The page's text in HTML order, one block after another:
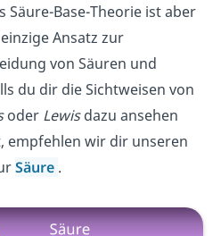
Säure-Base-Theorie ist aber
Ansatz zur
von Säuren und
du dir die Sichtweisen von
oder Lewisdazu ansehen
empfehlen wir dir unseren
Säure .